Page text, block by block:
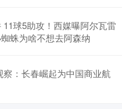
球5助攻！西媒曝阿尔瓦雷
蛛为啥不想去阿森纳
：长春崛起为中国商业航